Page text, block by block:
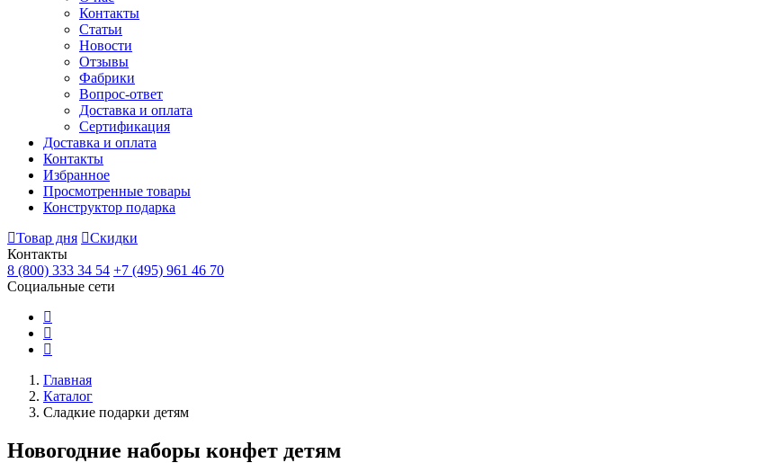
Контакты
Статьи
Новости
Отзывы
Фабрики
Вопрос-ответ
Доставка и оплата
Сертификация
Доставка и оплата
Контакты
Избранное
Просмотренные товары
Конструктор подарка
Товар дня
Скидки
Контакты
8 (800) 333 34 54 +7 (495) 961 46 70
Социальные сети
Главная
Каталог
Сладкие подарки детям
Новогодние наборы конфет детям